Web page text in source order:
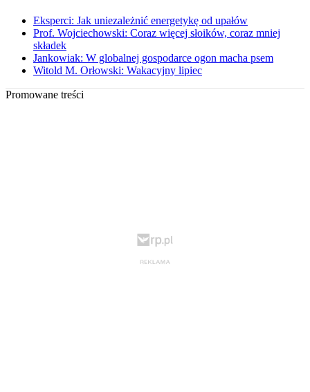
Eksperci: Jak uniezależnić energetykę od upałów
Prof. Wojciechowski: Coraz więcej słoików, coraz mniej
składek
Jankowiak: W globalnej gospodarce ogon macha psem
Witold M. Orłowski: Wakacyjny lipiec
Promowane treści